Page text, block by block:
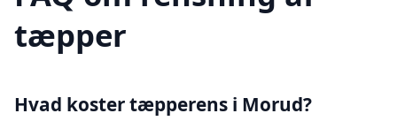
tæpper
Hvad koster tæpperens i Morud?